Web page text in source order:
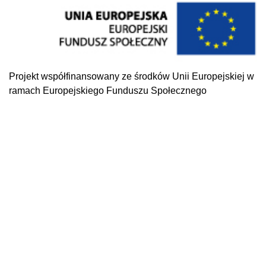
Projekt współfinansowany ze środków Unii Europejskiej w
ramach Europejskiego Funduszu Społecznego